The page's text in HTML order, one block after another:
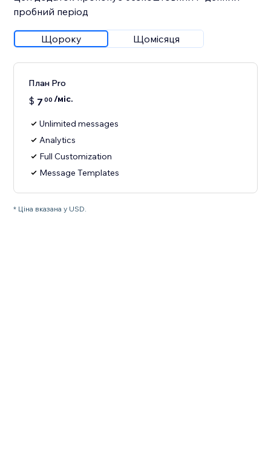
пробний період
Щороку Щомісяця
План Pro
$ 7 00 /міс.
Unlimited messages
Analytics
Full Customization
Message Templates
* Ціна вказана у USD.